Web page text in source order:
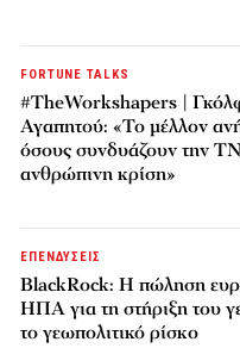
FORTUNE TALKS
#TheWorkshapers |
Αγαπητού: «Το μέλλον
όσους συνδυάζουν την
ανθρώπινη κρίση»
ΕΠΕΝΔΥΣΕΙΣ
BlackRock: Η πώληση
ΗΠΑ για τη στήριξη του
το γεωπολιτικό ρίσκο